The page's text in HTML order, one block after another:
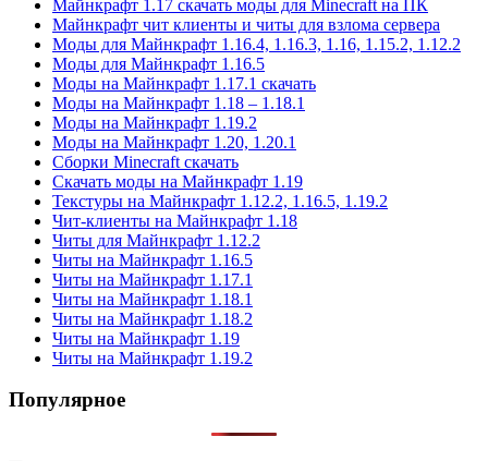
Майнкрафт 1.17 скачать моды для Minecraft на ПК
Майнкрафт чит клиенты и читы для взлома сервера
Моды для Майнкрафт 1.16.4, 1.16.3, 1.16, 1.15.2, 1.12.2
Моды для Майнкрафт 1.16.5
Моды на Майнкрафт 1.17.1 скачать
Моды на Майнкрафт 1.18 – 1.18.1
Моды на Майнкрафт 1.19.2
Моды на Майнкрафт 1.20, 1.20.1
Сборки Minecraft скачать
Скачать моды на Майнкрафт 1.19
Текстуры на Майнкрафт 1.12.2, 1.16.5, 1.19.2
Чит-клиенты на Майнкрафт 1.18
Читы для Майнкрафт 1.12.2
Читы на Майнкрафт 1.16.5
Читы на Майнкрафт 1.17.1
Читы на Майнкрафт 1.18.1
Читы на Майнкрафт 1.18.2
Читы на Майнкрафт 1.19
Читы на Майнкрафт 1.19.2
Популярное